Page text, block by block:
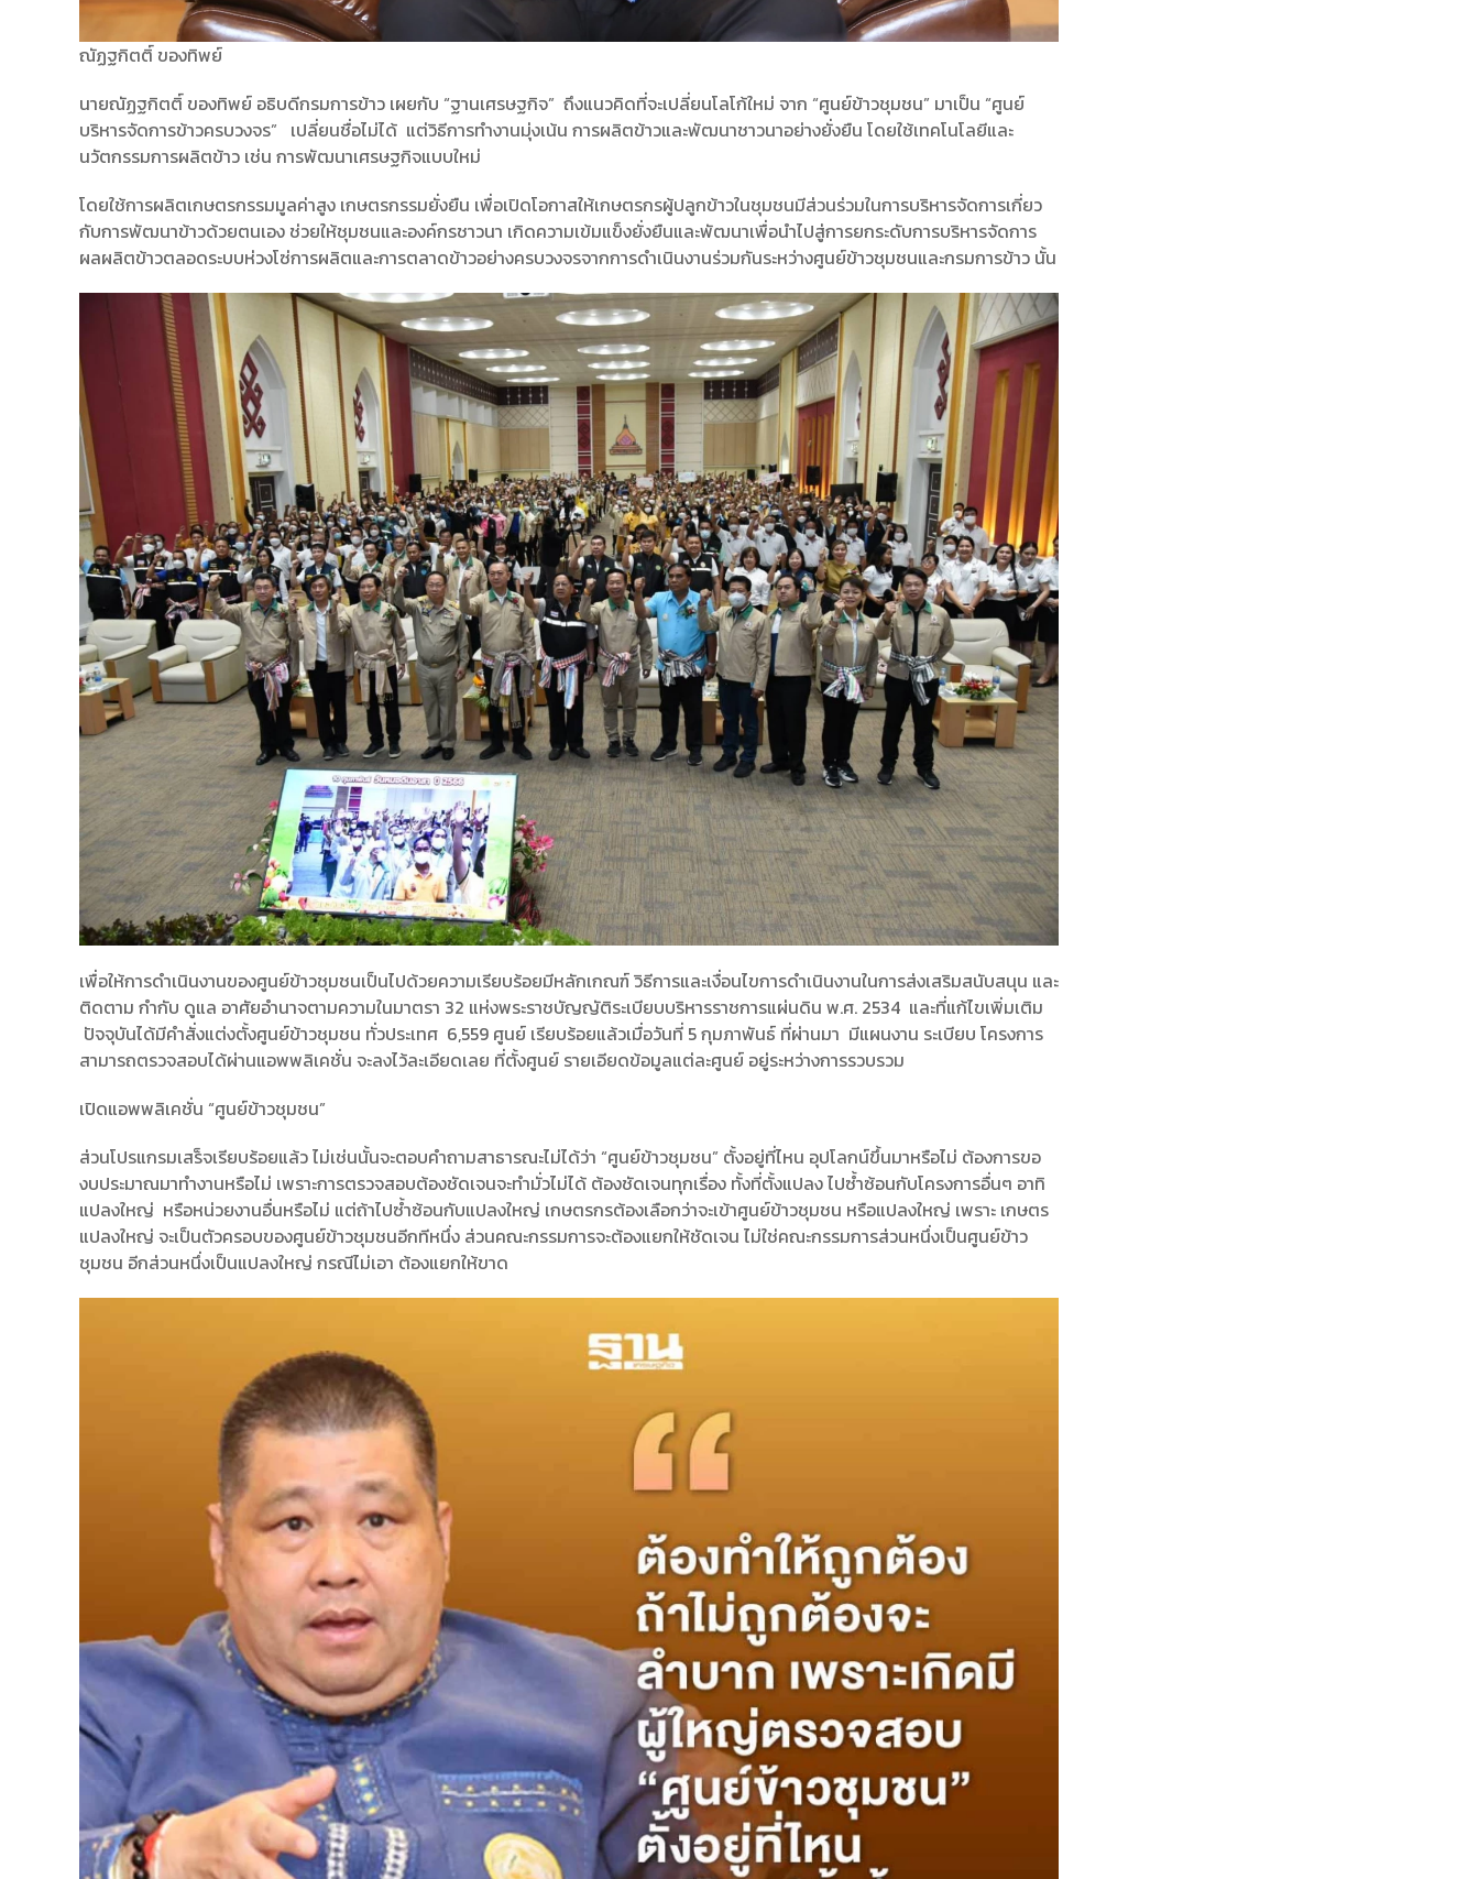
ณัฏฐกิตติ์ ของทิพย์
นายณัฏฐกิตติ์ ของทิพย์ อธิบดีกรมการข้าว เผยกับ “ฐานเศรษฐกิจ” ถึงแนวคิดที่จะเปลี่ยนโลโก้ใหม่ จาก “ศูนย์ข้าวชุมชน” มาเป็น “ศูนย์
บริหารจัดการข้าวครบวงจร” เปลี่ยนชื่อไม่ได้ แต่วิธีการทำงานมุ่งเน้น การผลิตข้าวและพัฒนาชาวนาอย่างยั่งยืน โดยใช้เทคโนโลยีและ
นวัตกรรมการผลิตข้าว เช่น การพัฒนาเศรษฐกิจแบบใหม่
โดยใช้การผลิตเกษตรกรรมมูลค่าสูง เกษตรกรรมยั่งยืน เพื่อเปิดโอกาสให้เกษตรกรผู้ปลูกข้าวในชุมชนมีส่วนร่วมในการบริหารจัดการเกี่ยว
กับการพัฒนาข้าวด้วยตนเอง ช่วยให้ชุมชนและองค์กรชาวนา เกิดความเข้มแข็งยั่งยืนและพัฒนาเพื่อนำไปสู่การยกระดับการบริหารจัดการ
ผลผลิตข้าวตลอดระบบห่วงโซ่การผลิตและการตลาดข้าวอย่างครบวงจรจากการดำเนินงานร่วมกันระหว่างศูนย์ข้าวชุมชนและกรมการข้าว นั้น
เพื่อให้การดำเนินงานของศูนย์ข้าวชุมชนเป็นไปด้วยความเรียบร้อยมีหลักเกณฑ์ วิธีการและเงื่อนไขการดำเนินงานในการส่งเสริมสนับสนุน และ
ติดตาม กำกับ ดูแล อาศัยอำนาจตามความในมาตรา 32 แห่งพระราชบัญญัติระเบียบบริหารราชการแผ่นดิน พ.ศ. 2534 และที่แก้ไขเพิ่มเติม
ปัจจุบันได้มีคำสั่งแต่งตั้งศูนย์ข้าวชุมชน ทั่วประเทศ 6,559 ศูนย์ เรียบร้อยแล้วเมื่อวันที่ 5 กุมภาพันธ์ ที่ผ่านมา มีแผนงาน ระเบียบ โครงการ
สามารถตรวจสอบได้ผ่านแอพพลิเคชั่น จะลงไว้ละเอียดเลย ที่ตั้งศูนย์ รายเอียดข้อมูลแต่ละศูนย์ อยู่ระหว่างการรวบรวม
เปิดแอพพลิเคชั่น “ศูนย์ข้าวชุมชน”
ส่วนโปรแกรมเสร็จเรียบร้อยแล้ว ไม่เช่นนั้นจะตอบคำถามสาธารณะไม่ได้ว่า “ศูนย์ข้าวชุมชน” ตั้งอยู่ที่ไหน อุปโลกน์ขึ้นมาหรือไม่ ต้องการขอ
งบประมาณมาทำงานหรือไม่ เพราะการตรวจสอบต้องชัดเจนจะทำมั่วไม่ได้ ต้องชัดเจนทุกเรื่อง ทั้งที่ตั้งแปลง ไปซ้ำซ้อนกับโครงการอื่นๆ อาทิ
แปลงใหญ่ หรือหน่วยงานอื่นหรือไม่ แต่ถ้าไปซ้ำซ้อนกับแปลงใหญ่ เกษตรกรต้องเลือกว่าจะเข้าศูนย์ข้าวชุมชน หรือแปลงใหญ่ เพราะ เกษตร
แปลงใหญ่ จะเป็นตัวครอบของศูนย์ข้าวชุมชนอีกทีหนึ่ง ส่วนคณะกรรมการจะต้องแยกให้ชัดเจน ไม่ใช่คณะกรรมการส่วนหนึ่งเป็นศูนย์ข้าว
ชุมชน อีกส่วนหนึ่งเป็นแปลงใหญ่ กรณีไม่เอา ต้องแยกให้ขาด